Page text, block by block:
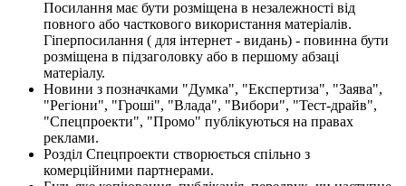
Посилання має бути розміщена в незалежності від
повного або часткового використання матеріалів.
Гіперпосилання ( для інтернет - видань) - повинна бути
розміщена в підзаголовку або в першому абзаці
матеріалу.
Новини з позначками "Думка", "Експертиза", "Заява",
"Регіони", "Гроші", "Влада", "Вибори", "Тест-драйв",
"Спецпроекти", "Промо" публікуються на правах
реклами.
Розділ Спецпроекти створюється спільно з
комерційними партнерами.